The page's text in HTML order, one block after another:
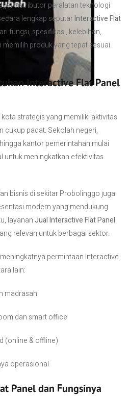
distributor peralatan teknologi
lengkap seputarInteractive Flat
fungsi, spesifikasi, kelebihan,
produk yang tepat sesuai
Interactive Flat Panel
strategis yang memiliki aktivitas
cukup padat. Sekolah negeri,
kantor pemerintahan mulai
untuk meningkatkan efektivitas
bisnis di sekitar Probolinggo juga
modern yang mendukung
layananJual Interactive Flat Panel
relevan untuk berbagai sektor.
permintaan Interactive
lain:
madrasah
dan smart office
(online & offline)
operasional
Panel dan Fungsinya